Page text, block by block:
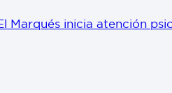
Marqués inicia atención